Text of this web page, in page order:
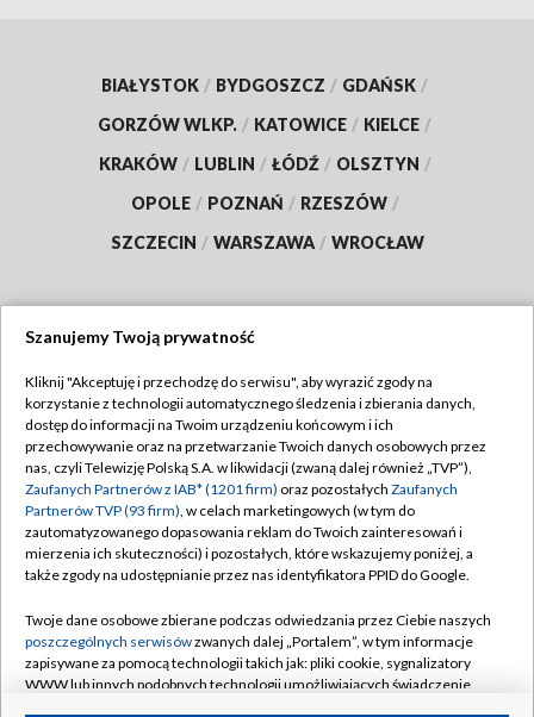
BIAŁYSTOK / BYDGOSZCZ / GDAŃSK /
GORZÓW WLKP. / KATOWICE / KIELCE /
KRAKÓW / LUBLIN / ŁÓDŹ / OLSZTYN /
OPOLE / POZNAŃ / RZESZÓW /
SZCZECIN / WARSZAWA / WROCŁAW
TVP
Abonament TVP
Emisja w TVP
Centrum informacji TVP
Naziemna Telewizja Cyfrowa
Rada Programowa
System NOS
Regulamin TVP
Polityka prywatności
Moje zgody
Pomoc
Kontakt
Szanujemy Twoją prywatność
Kliknij "Akceptuję i przechodzę do serwisu", aby wyrazić zgody na
korzystanie z technologii automatycznego śledzenia i zbierania danych,
dostęp do informacji na Twoim urządzeniu końcowym i ich
przechowywanie oraz na przetwarzanie Twoich danych osobowych przez
nas, czyli Telewizję Polską S.A. w likwidacji (zwaną dalej również „TVP”),
Zaufanych Partnerów z IAB* (1201 firm) oraz pozostałych Zaufanych
Partnerów TVP (93 firm), w celach marketingowych (w tym do
zautomatyzowanego dopasowania reklam do Twoich zainteresowań i
mierzenia ich skuteczności) i pozostałych, które wskazujemy poniżej, a
także zgody na udostępnianie przez nas identyfikatora PPID do Google.
Twoje dane osobowe zbierane podczas odwiedzania przez Ciebie naszych
poszczególnych serwisówzwanych dalej „Portalem”, w tym informacje
zapisywane za pomocą technologii takich jak: pliki cookie, sygnalizatory
WWW lub innych podobnych technologii umożliwiających świadczenie